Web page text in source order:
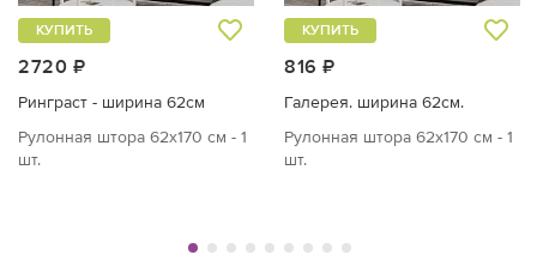
2720 ₽
КУПИТЬ
Ринграст - ширина 62см
Рулонная штора 62х170 см - 1
шт.
816 ₽
КУПИТЬ
Галерея. ширина 62см.
Рулонная штора 62х170 см - 1
шт.